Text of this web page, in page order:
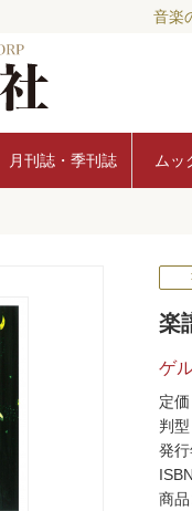
音楽
月刊誌・季刊誌 ムッ
楽
ゲ
定価
判
発行
商